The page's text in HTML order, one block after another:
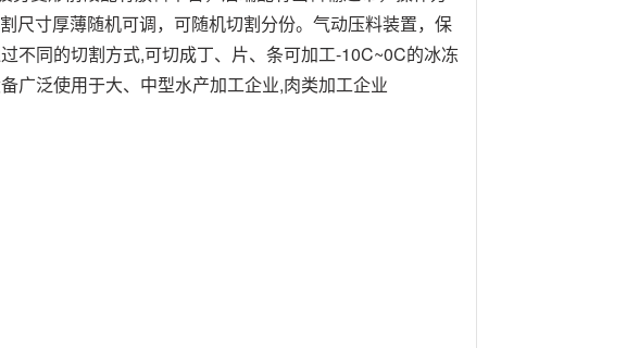
尺寸厚薄随机可调，可随机切割分份。气动压料装置，保
不同的切割方式,可切成丁、片、条可加工-10C~0C的冰冻
广泛使用于大、中型水产加工企业,肉类加工企业